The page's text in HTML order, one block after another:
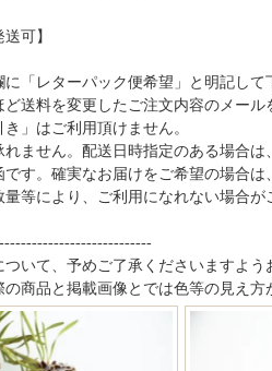
可】
に「レターパック便希望」と明記し
送料を変更したご注文内容のメール
き」はご利用頂けません。
れません。配送日時指定のある場合は
です。確実なお届けをご希望の場合は
量等により、ご利用になれない場合が
ついて、予めご了承くださいますよう
商品と掲載画像とでは色等の見え方